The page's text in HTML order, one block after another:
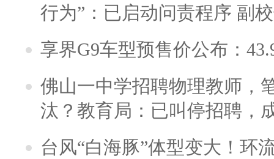
行为”：已启动问责程序 副
享界G9车型预售价公布：
佛山一中学招聘物理教师，
汰？教育局：已叫停招聘，
台风“白海豚”体型变大！环